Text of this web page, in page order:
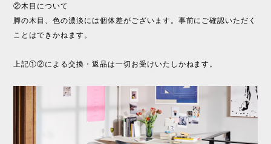
②木目について
脚の木目、色の濃淡には個体差がございます。事前にご確認いただく
ことはできかねます。
上記①②による交換・返品は一切お受けいたしかねます。